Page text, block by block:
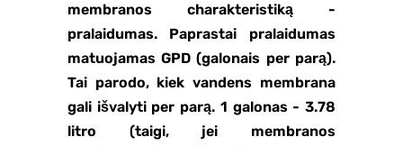
membranos charakteristiką -
pralaidumas. Paprastai pralaidumas
matuojamas GPD (galonais per parą).
Tai parodo, kiek vandens membrana
gali išvalyti per parą. 1 galonas - 3.78
litro (taigi, jei membranos